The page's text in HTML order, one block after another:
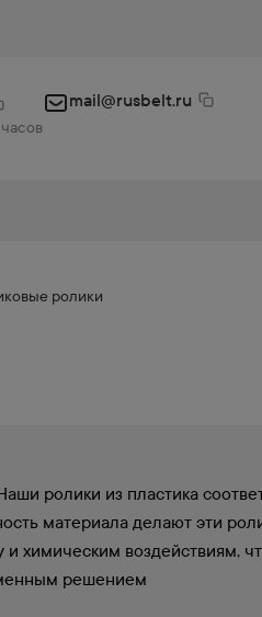
mail@rusbelt.ru
ролики
ролики из пластика
материала делают эти
химическим
решением